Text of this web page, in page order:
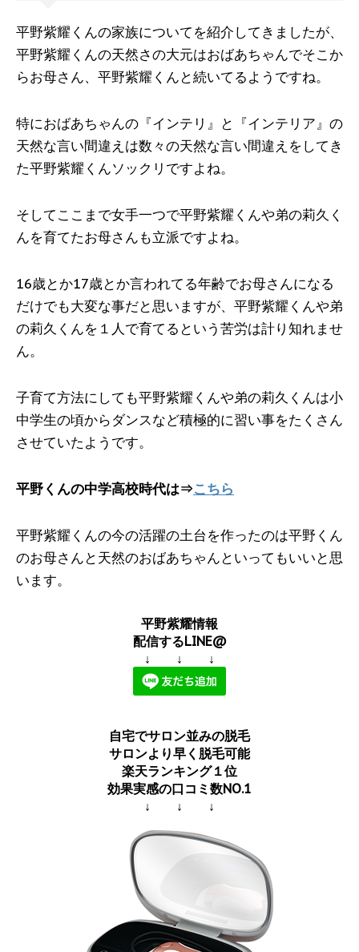
平野紫耀くんの家族についてを紹介してきましたが、
平野紫耀くんの天然さの大元はおばあちゃんでそこか
らお母さん、平野紫耀くんと続いてるようですね。
特におばあちゃんの『インテリ』と『インテリア』の
天然な言い間違えは数々の天然な言い間違えをしてき
た平野紫耀くんソックリですよね。
そしてここまで女手一つで平野紫耀くんや弟の莉久く
んを育てたお母さんも立派ですよね。
16歳とか17歳とか言われてる年齢でお母さんになる
だけでも大変な事だと思いますが、平野紫耀くんや弟
の莉久くんを１人で育てるという苦労は計り知れませ
ん。
子育て方法にしても平野紫耀くんや弟の莉久くんは小
中学生の頃からダンスなど積極的に習い事をたくさん
させていたようです。
平野くんの中学高校時代は⇒こちら
平野紫耀くんの今の活躍の土台を作ったのは平野くん
のお母さんと天然のおばあちゃんといってもいいと思
います。
平野紫耀情報
配信するLINE@
↓ ↓ ↓
自宅でサロン並みの脱毛
サロンより早く脱毛可能
楽天ランキング１位
効果実感の口コミ数NO.1
↓ ↓ ↓